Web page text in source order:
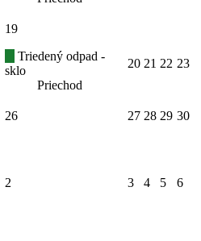
19
Triedený odpad -
sklo
Priechod
20 21 22 23
26 27 28 29 30
2 3 4 5 6